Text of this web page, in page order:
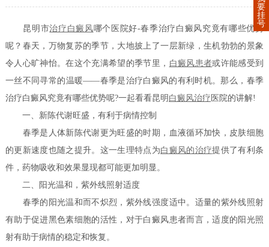
昆明市治疗白癜风哪个医院好-春季治疗白癜风究竟有哪些优势
呢？春天，万物复苏的季节，大地披上了一层新绿，生机勃勃的景象
令人心旷神怡。在这个充满希望的季节里， 白癜风患者或许能感受到
一丝不同寻常的温暖——春季是治疗白癜风的有利时机。那么，春季
治疗白癜风究竟有哪些优势呢?一起看看昆明 白癜风治疗 医院的讲解!
一、新陈代谢旺盛，有利于病情控制
春季是人体新陈代谢更为旺盛的时期，血液循环加快，皮肤细胞
的更新速度也随之提升。这一生理特点为白癜风的治疗提供了有利条
件，药物吸收和效果显现都可能更加明显。
二、阳光温和，紫外线照射适度
春季的阳光温和而不炽烈，紫外线强度适中。适量的紫外线照射
有助于促进黑色素细胞的活性，对于白癜风患者而言，适度的阳光照
射有助于病情的稳定和恢复。
要
挂
号